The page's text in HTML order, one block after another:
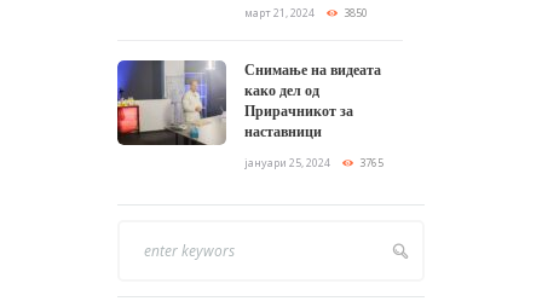
март 21, 2024 3850
Снимање на видеата
како дел од
Прирачникот за
наставници
јануари 25, 2024 3765